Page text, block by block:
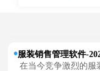
服装销售管理软件-
在当今竞争激烈的服